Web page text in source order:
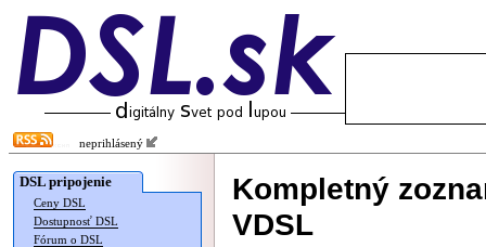
neprihlásený
DSL pripojenie
Ceny DSL
Dostupnosť DSL
Fórum o DSL
Kompletný
VDSL